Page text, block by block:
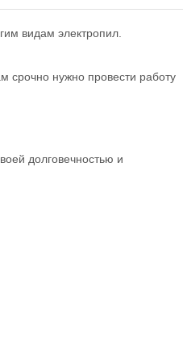
видам электропил.
срочно нужно провести работу
долговечностью и